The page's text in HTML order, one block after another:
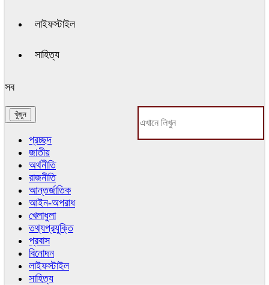
লাইফস্টাইল
সাহিত্য
সব
প্রচ্ছদ
জাতীয়
অর্থনীতি
রাজনীতি
আন্তর্জাতিক
আইন-অপরাধ
খেলাধুলা
তথ্যপ্রযুক্তি
প্রবাস
বিনোদন
লাইফস্টাইল
সাহিত্য